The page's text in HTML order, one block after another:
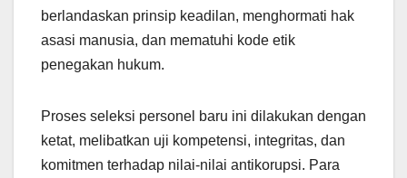
berlandaskan prinsip keadilan, menghormati hak
asasi manusia, dan mematuhi kode etik
penegakan hukum.
Proses seleksi personel baru ini dilakukan dengan
ketat, melibatkan uji kompetensi, integritas, dan
komitmen terhadap nilai-nilai antikorupsi. Para